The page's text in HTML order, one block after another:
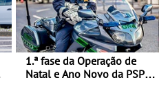
1.ª fase da Operação de
Natal e Ano Novo da PSP e